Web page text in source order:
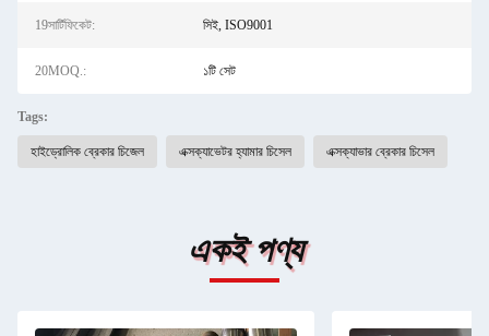
19সার্টিফিকেট: সিই, ISO9001
20MOQ.: ১টি সেট
Tags:
হাইড্রোলিক ব্রেকার চিজেল এক্সক্যাভেটর হ্যামার চিসেল এক্সক্যাভার ব্রেকার চিসেল
একই পণ্য